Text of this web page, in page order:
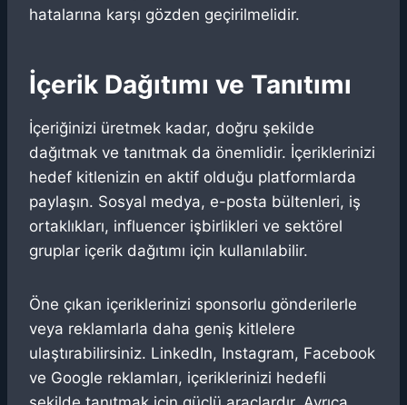
hatalarına karşı gözden geçirilmelidir.
İçerik Dağıtımı ve Tanıtımı
İçeriğinizi üretmek kadar, doğru şekilde
dağıtmak ve tanıtmak da önemlidir. İçeriklerinizi
hedef kitlenizin en aktif olduğu platformlarda
paylaşın. Sosyal medya, e-posta bültenleri, iş
ortaklıkları, influencer işbirlikleri ve sektörel
gruplar içerik dağıtımı için kullanılabilir.
Öne çıkan içeriklerinizi sponsorlu gönderilerle
veya reklamlarla daha geniş kitlelere
ulaştırabilirsiniz. LinkedIn, Instagram, Facebook
ve Google reklamları, içeriklerinizi hedefli